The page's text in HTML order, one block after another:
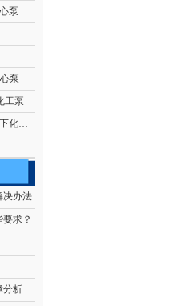
产
泵
工泵
泵
决办法
求？
技术